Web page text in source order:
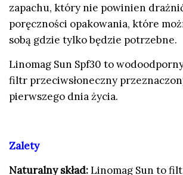
zapachu, który nie powinien
poręczności opakowania, które
sobą gdzie tylko będzie potrzebne.
Linomag Sun Spf30 to
filtr przeciwsłoneczny
pierwszego dnia życia.
Zalety
Naturalny skład:Linomag Sun to